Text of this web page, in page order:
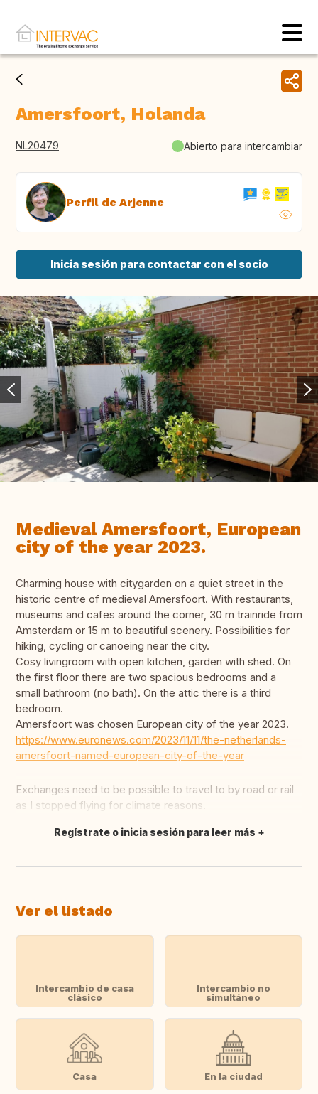
Amersfoort, Holanda
NL20479 Abierto para intercambiar
Perfil de Arjenne
Inicia sesión para contactar con el socio
Medieval Amersfoort, European
city of the year 2023.
Charming house with citygarden on a quiet street in the
historic centre of medieval Amersfoort. With restaurants,
museums and cafes around the corner, 30 m trainride from
Amsterdam or 15 m to beautiful scenery. Possibilities for
hiking, cycling or canoeing near the city.
Cosy livingroom with open kitchen, garden with shed. On
the first floor there are two spacious bedrooms and a
small bathroom (no bath). On the attic there is a third
bedroom.
Amersfoort was chosen European city of the year 2023.
https://www.euronews.com/2023/11/11/the-netherlands-
amersfoort-named-european-city-of-the-year
Exchanges need to be possible to travel to by road or rail
as I stopped flying for climate reasons.
Traducir
Regístrate o inicia sesión para leer más
Ver el listado
Intercambio de casa
clásico
Intercambio no
simultáneo
Casa En la ciudad